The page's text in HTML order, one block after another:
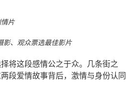
片
影、观众票选最佳影片
将这段感情公之于众。几条街之
段爱情故事背后，激情与身份认同